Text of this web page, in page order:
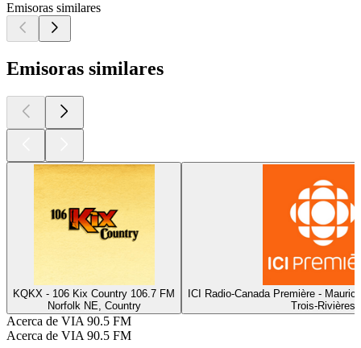
Emisoras similares
Emisoras similares
KQKX - 106 Kix Country 106.7 FM
Norfolk NE, Country
ICI Radio-Canada Première -
Trois-Rivières
Acerca de VIA 90.5 FM
Acerca de VIA 90.5 FM